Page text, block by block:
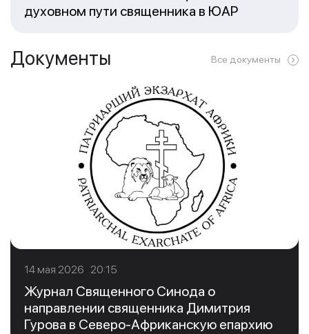
духовном пути священника в ЮАР
Документы Все документы
14 мая 2026 20:15
Журнал Священного Синода о
направлении священника Димитрия
Гурова в Северо-Африканскую епархию